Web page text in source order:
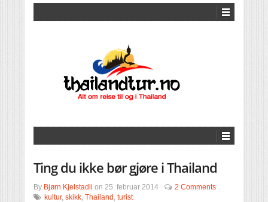
Ting du ikke bør gjøre i Thailand
By Bjørn Kjelstadli on 25. februar 2014
2 Comments
kultur, skikk, Thailand , turist